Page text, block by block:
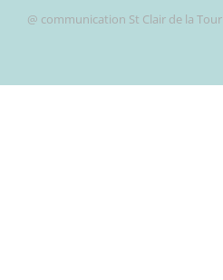
@ communication St Clair de la Tour